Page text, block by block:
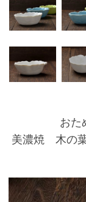
おた
美濃焼 木の